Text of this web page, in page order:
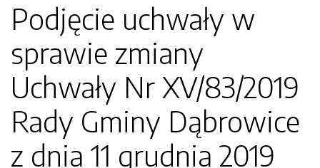
Podjęcie uchwały w
sprawie zmiany
Uchwały Nr XV/83/2019
Rady Gminy Dąbrowice
z dnia 11 grudnia 2019